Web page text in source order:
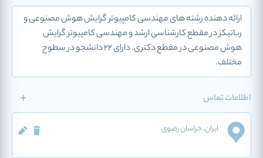
ارائه دهنده رشته های مهندسی کامپیوتر گرایش هوش مصنوعی و
رباتیکز در مقطع کارشناسی ارشد و مهندسی کامپیوتر گرایش
هوش مصنوعی در مقطع دکتری. دارای 22 دانشجو در سطوح
مختلف.
اطلاعات تماس
ایران، خراسان رضوی